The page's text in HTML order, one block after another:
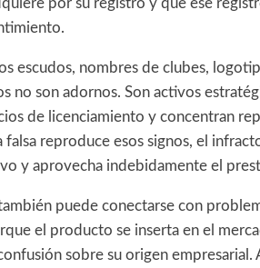
por su registro y que ese
escudos, nombres de clubes,
no son adornos. Son activos
de licenciamiento y concentran
falsa reproduce esos signos, el
y aprovecha indebidamente el
puede conectarse con
el producto se inserta en el
sobre su origen empresarial.